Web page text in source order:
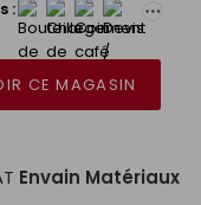
:
CE MAGASIN
Envain Matériaux